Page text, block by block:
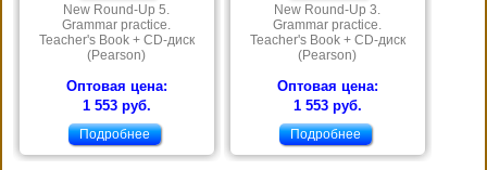
New Round-Up 5.
Grammar practice.
Teacher's Book + CD-диск
(Pearson)
Оптовая цена:
1 553 руб.
Подробнее
New Round-Up 3.
Grammar practice.
Teacher's Book + CD-диск
(Pearson)
Оптовая цена:
1 553 руб.
Подробнее